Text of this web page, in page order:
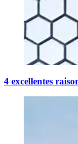
4 excellentes